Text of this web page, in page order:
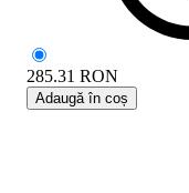
285.31 RON
Adaugă în coș